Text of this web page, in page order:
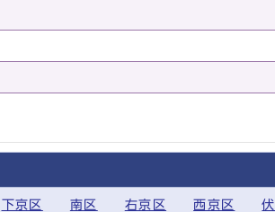
下京区 南区 右京区 西京区